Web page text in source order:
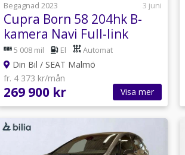
Begagnad 2023
3 juni
Cupra Born 58 204hk B-
kamera Navi Full-link
5 008 mil El Automat
Din Bil / SEAT Malmö
fr. 4 373 kr/mån
269 900 kr Visa mer